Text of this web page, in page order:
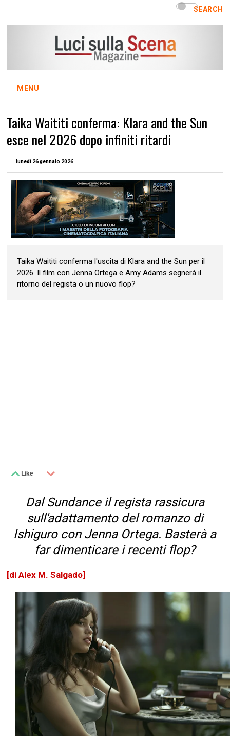
SEARCH
MENU
Taika Waititi conferma: Klara and the Sun
esce nel 2026 dopo infiniti ritardi
lunedì 26 gennaio 2026
Taika Waititi conferma l'uscita di Klara and the Sun per il
2026. Il film con Jenna Ortega e Amy Adams segnerà il
ritorno del regista o un nuovo flop?
Like
Dal Sundance il regista rassicura
sull'adattamento del romanzo di
Ishiguro con Jenna Ortega. Basterà a
far dimenticare i recenti flop?
[di Alex M. Salgado]